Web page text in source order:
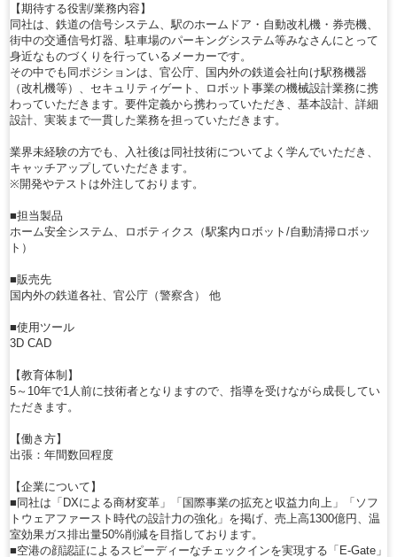
【期待する役割/業務内容】
同社は、鉄道の信号システム、駅のホームドア・自動改札機・券売機、
街中の交通信号灯器、駐車場のパーキングシステム等みなさんにとって
身近なものづくりを行っているメーカーです。
その中でも同ポジションは、官公庁、国内外の鉄道会社向け駅務機器
（改札機等）、セキュリティゲート、ロボット事業の機械設計業務に携
わっていただきます。要件定義から携わっていただき、基本設計、詳細
設計、実装まで一貫した業務を担っていただきます。
業界未経験の方でも、入社後は同社技術についてよく学んでいただき、
キャッチアップしていただきます。
※開発やテストは外注しております。
■担当製品
ホーム安全システム、ロボティクス（駅案内ロボット/自動清掃ロボッ
ト）
■販売先
国内外の鉄道各社、官公庁（警察含） 他
■使用ツール
3D CAD
【教育体制】
5～10年で1人前に技術者となりますので、指導を受けながら成長してい
ただきます。
【働き方】
出張：年間数回程度
【企業について】
■同社は「DXによる商材変革」「国際事業の拡充と収益力向上」「ソフ
トウェアファースト時代の設計力の強化」を掲げ、売上高1300億円、温
室効果ガス排出量50%削減を目指しております。
■空港の顔認証によるスピーディーなチェックインを実現する「E-Gate」